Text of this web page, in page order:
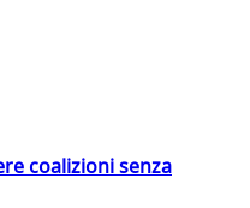
coalizioni senza